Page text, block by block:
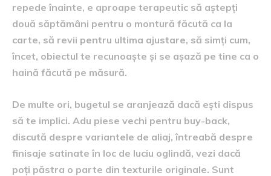
repede înainte, e aproape terapeutic să aștepți
două săptămâni pentru o montură făcută ca la
carte, să revii pentru ultima ajustare, să simți cum,
încet, obiectul te recunoaște și se așază pe tine ca o
haină făcută pe măsură.
De multe ori, bugetul se aranjează dacă ești dispus
să te implici. Adu piese vechi pentru buy-back,
discută despre variantele de aliaj, întreabă despre
finisaje satinate în loc de luciu oglindă, vezi dacă
poți păstra o parte din texturile originale. Sunt